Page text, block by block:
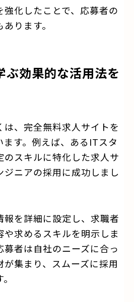
強化したことで、応募者の
ります。
ぶ効果的な活用法を
、完全無料求人サイトを
す。例えば、あるITスタ
のスキルに特化した求人サ
ニアの採用に成功しまし
報を詳細に設定し、求職者
や求めるスキルを明示しま
募者は自社のニーズに合っ
集まり、スムーズに採用